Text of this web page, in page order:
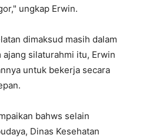
ungkap Erwin.
dimaksud masih dalam
silaturahmi itu, Erwin
untuk bekerja secara
bahws selain
Dinas Kesehatan